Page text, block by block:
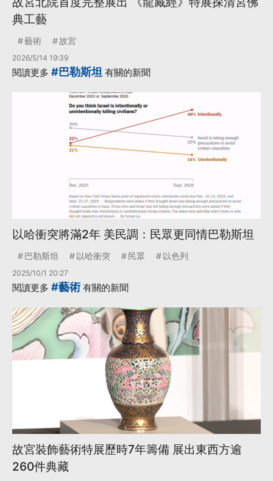
典工藝
藝術 故宮
2026/5/14 19:39
閱讀更多 #巴勒斯坦 有關的新聞
以哈衝突將滿2年 美民調：民眾更同情巴勒斯坦
巴勒斯坦 以哈衝突 民眾 以色列
2025/10/1 20:27
閱讀更多 #藝術有關的新聞
故宮裝飾藝術特展歷時7年籌備 展出東西方逾
260件典藏